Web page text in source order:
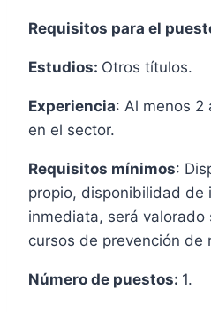
Requisitos para el
Estudios: Otros títulos.
Experiencia: Al menos 2
en el sector.
Requisitos mínimos:
propio, disponibilidad de
inmediata, será
cursos de prevención de
Número de puestos: 1.